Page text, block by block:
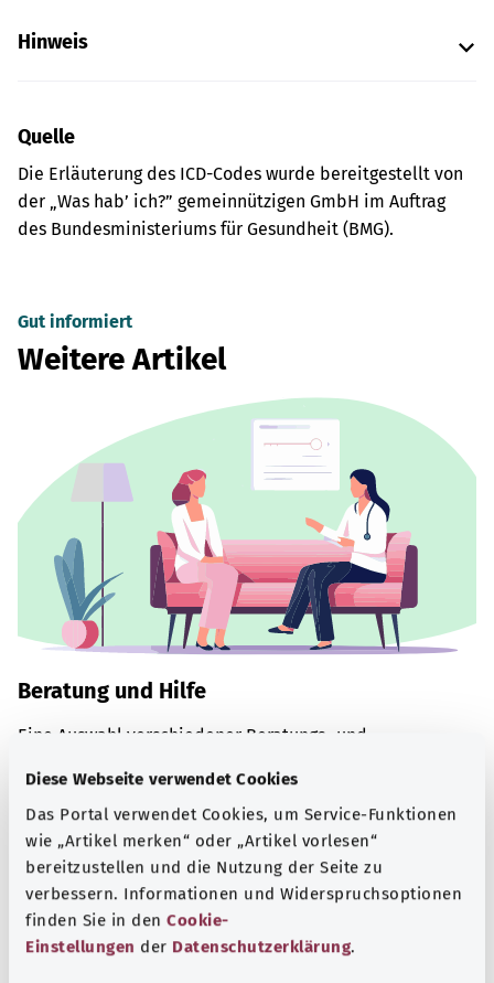
Diese Webseite verwendet Cookies
Das Portal verwendet Cookies, um Service-Funktionen
wie „Artikel merken“ oder „Artikel vorlesen“
bereitzustellen und die Nutzung der Seite zu
verbessern. Informationen und Widerspruchsoptionen
finden Sie in den Cookie-
Einstellungen der Datenschutzerklärung.
Hinweis
Quelle
Die Erläuterung des ICD-Codes wurde bereitgestellt von
der „Was hab’ ich?” gemeinnützigen GmbH im Auftrag
des Bundesministeriums für Gesundheit (BMG).
Gut informiert
Weitere Artikel
Beratung und Hilfe
Eine Auswahl verschiedener Beratungs- und
Gesundheitsthemen.
Mehr erfahren